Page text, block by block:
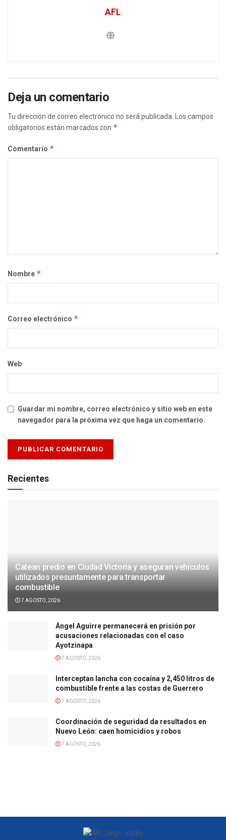
AFL
Deja un comentario
Tu dirección de correo electrónico no será publicada.
Los campos
obligatorios están marcados con *
Comentario *
Nombre *
Correo electrónico *
Web
Guardar mi nombre, correo electrónico y sitio web en este
navegador para la próxima vez que haga un comentario.
Recientes
Catean predio en Ciudad Victoria y aseguran vehículos
utilizados presuntamente para transportar
combustible
7 AGOSTO, 2026
Ángel Aguirre permanecerá en prisión por
acusaciones relacionadas con el caso
Ayotzinapa
7 AGOSTO, 2026
Interceptan lancha con cocaína y 2,450 litros de
combustible frente a las costas de Guerrero
7 AGOSTO, 2026
Coordinación de seguridad da resultados en
Nuevo León: caen homicidios y robos
7 AGOSTO, 2026